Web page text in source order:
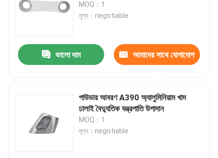
MOQ：1
মূল্য：negotiable
ভালো দাম আমাদের সাথে যোগাযোগ
পাউডার আবরণ A390 অ্যালুমিনিয়াম খাদ
ঢালাই বৈদ্যুতিক যন্ত্রপাতি উপাদান
MOQ：1
মূল্য：negotiable